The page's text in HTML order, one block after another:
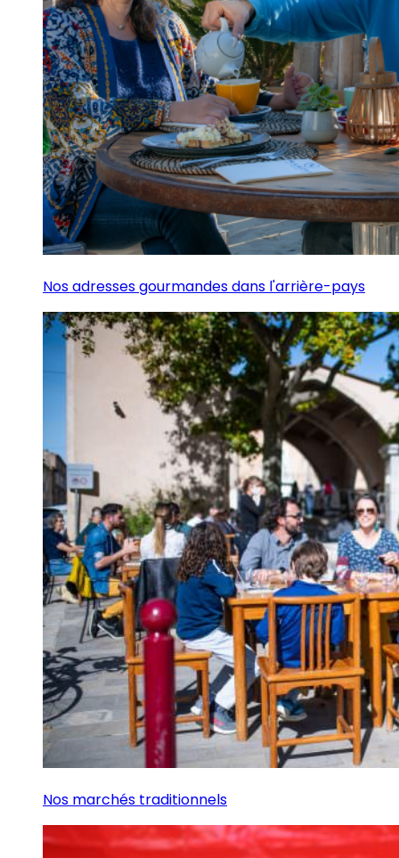
Nos adresses gourmandes dans l'arrière-pays
Nos marchés traditionnels